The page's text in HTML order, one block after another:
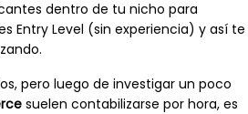
dentro de tu nicho para
Entry Level (sin experiencia) y así te
pero luego de investigar un poco
suelen contabilizarse por hora, es